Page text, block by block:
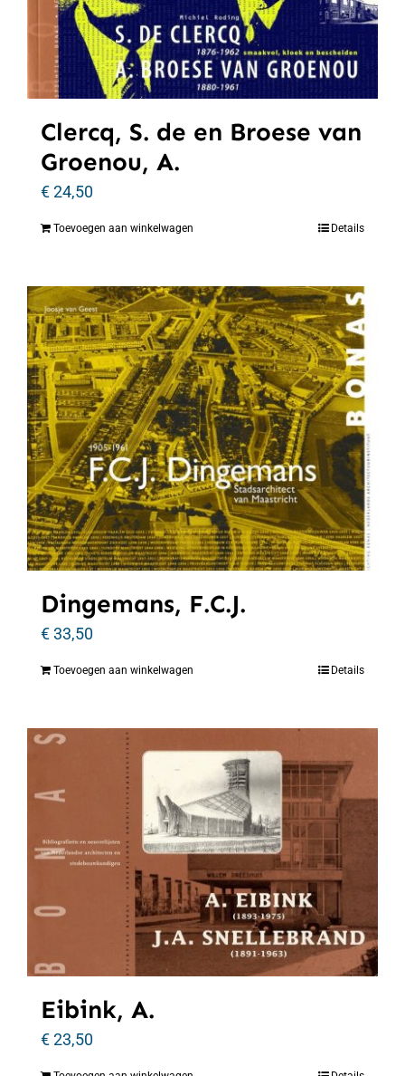
Clercq, S. de en Broese van
Groenou, A.
€24,50
Toevoegen aan winkelwagen Details
Dingemans, F.C.J.
€33,50
Toevoegen aan winkelwagen Details
Eibink, A.
€23,50